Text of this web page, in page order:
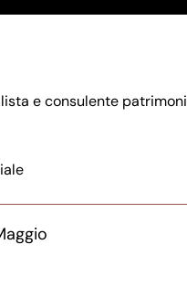
e consulente